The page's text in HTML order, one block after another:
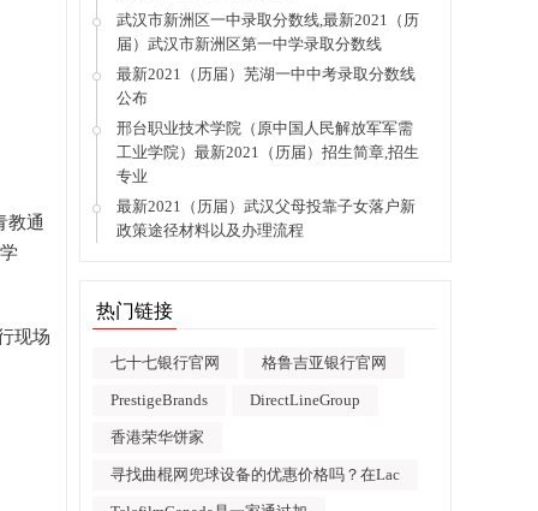
教通
现场
武汉市新洲区一中录取分数线,最新2021（历
届）武汉市新洲区第一中学录取分数线
最新2021（历届）芜湖一中中考录取分数线
公布
邢台职业技术学院（原中国人民解放军军需
工业学院）最新2021（历届）招生简章,招生
专业
最新2021（历届）武汉父母投靠子女落户新
政策途径材料以及办理流程
热门链接
七十七银行官网 格鲁吉亚银行官网
PrestigeBrands DirectLineGroup
香港荣华饼家
寻找曲棍网兜球设备的优惠价格吗？在Lac